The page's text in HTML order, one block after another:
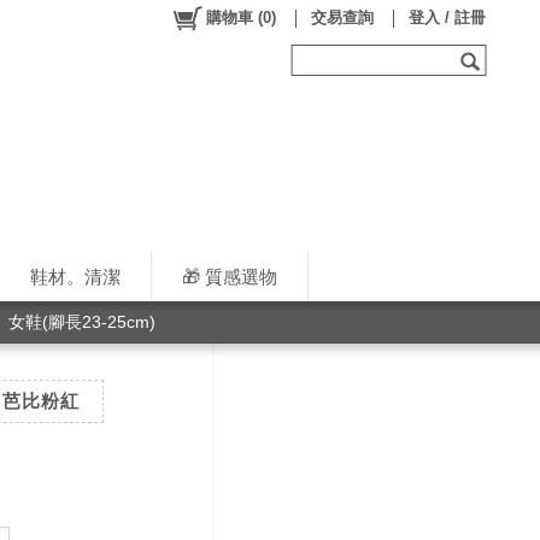
鞋材。清潔 🎁 質感選物
購物車 (0) 交易查詢 登入 / 註冊
女鞋(腳長23-25cm)
比粉紅